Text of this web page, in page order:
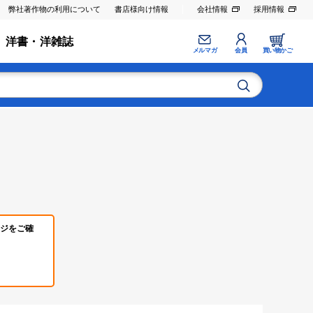
弊社著作物の利用について 書店様向け情報 会社情報 採用情報
洋書・洋雑誌
メルマガ 会員 買い物かご
をご確